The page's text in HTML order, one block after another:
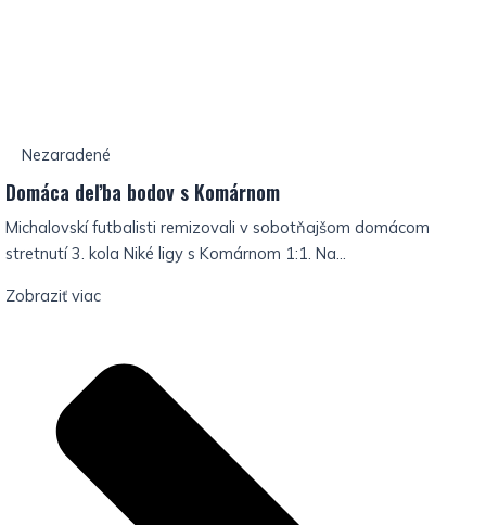
Nezaradené
Domáca deľba bodov s Komárnom
Michalovskí futbalisti remizovali v sobotňajšom domácom
stretnutí 3. kola Niké ligy s Komárnom 1:1. Na...
Zobraziť viac